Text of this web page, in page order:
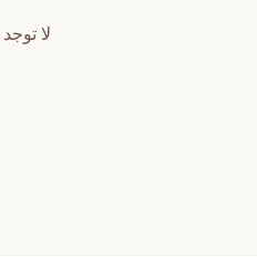
لا توجد